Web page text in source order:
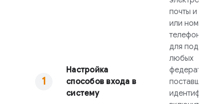
Настройка
способов входа в
систему
почты и
или номера
телефона, а
для
любых
поставщиков